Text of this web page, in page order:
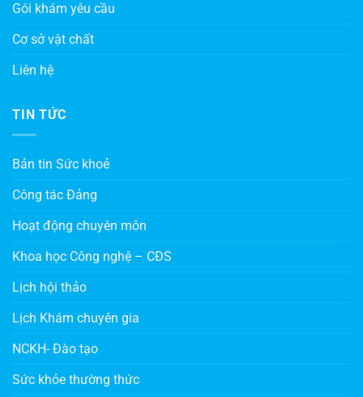
Gói khám yêu cầu
Cơ sở vật chất
Liên hệ
TIN TỨC
Bản tin Sức khoẻ
Công tác Đảng
Hoạt động chuyên môn
Khoa học Công nghệ – CĐS
Lịch hội thảo
Lịch Khám chuyên gia
NCKH- Đào tạo
Sức khỏe thường thức